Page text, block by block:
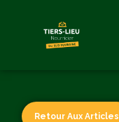
Retour Aux Articles